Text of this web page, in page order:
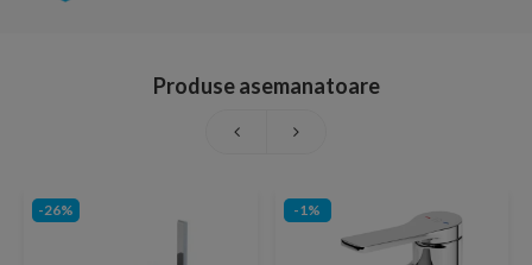
Produse asemanatoare
-26% -1%